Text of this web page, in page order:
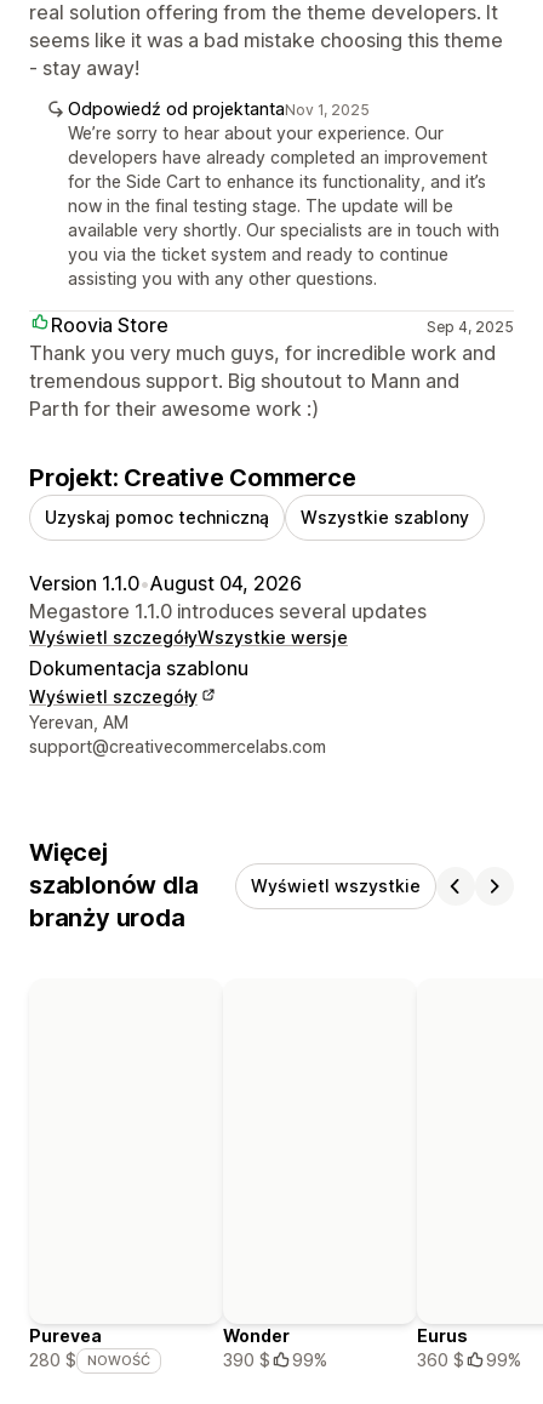
real solution offering from the theme developers. It
seems like it was a bad mistake choosing this theme
- stay away!
Odpowiedź od projektantaNov 1, 2025
We’re sorry to hear about your experience. Our
developers have already completed an improvement
for the Side Cart to enhance its functionality, and it’s
now in the final testing stage. The update will be
available very shortly. Our specialists are in touch with
you via the ticket system and ready to continue
assisting you with any other questions.
Roovia Store Sep 4, 2025
Thank you very much guys, for incredible work and
tremendous support. Big shoutout to Mann and
Parth for their awesome work :)
Projekt: Creative Commerce
Uzyskaj pomoc techniczną Wszystkie szablony
Version 1.1.0•August 04, 2026
Megastore 1.1.0 introduces several updates
Wyświetl szczegółyWszystkie wersje
Dokumentacja szablonu
Wyświetl szczegóły
Dane kontaktowe projektanta
Yerevan, AM
support@creativecommercelabs.com
Więcej
szablonów dla
branży uroda
Wyświetl wszystkie
Purevea
280 $
NOWOŚĆ
Wonder
390 $
99%
Eurus
360 $
99%